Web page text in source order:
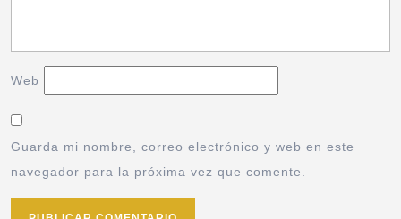
Web
Guarda mi nombre, correo electrónico y web en este
navegador para la próxima vez que comente.